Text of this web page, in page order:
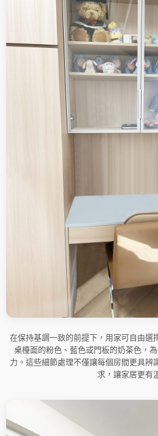
在保持基調一致的前提下，用家可自由選
桌檯面的粉色、藍色或門板的奶茶色，
力。這些細節處理不僅讓每個房間更具辨
求，讓家居更有